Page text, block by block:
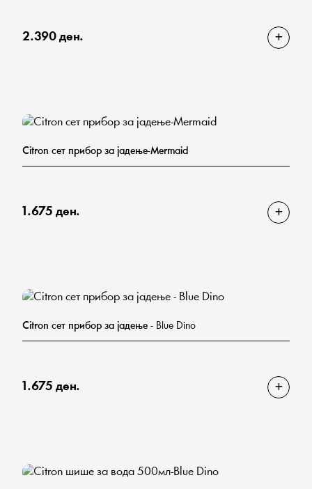
2.390 ден.
Citron сет прибор за јадење-Mermaid
1.675 ден.
Citron сет прибор за јадење - Blue Dino
1.675 ден.